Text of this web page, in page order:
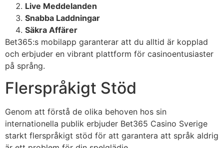
Live Meddelanden
Snabba Laddningar
Säkra Affärer
Bet365:s mobilapp garanterar att du alltid är kopplad
och erbjuder en vibrant plattform för casinoentusiaster
på språng.
Flerspråkigt Stöd
Genom att förstå de olika behoven hos sin
internationella publik erbjuder Bet365 Casino Sverige
starkt flerspråkigt stöd för att garantera att språk aldrig